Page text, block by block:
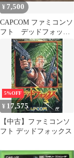
¥ 7,500
CAPCOM ファミコンソ
フト デッドフォック
ス 説明書付 動作確
認済
5%OFF
¥ 17,575
【中古】ファミコンソ
フト デッドフォックス